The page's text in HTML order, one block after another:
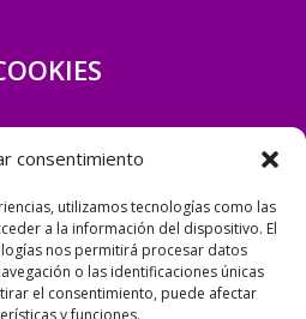
consentimiento
utilizamos tecnologías como las
a la información del dispositivo. El
nos permitirá procesar datos
o las identificaciones únicas
el consentimiento, puede afectar
y funciones.